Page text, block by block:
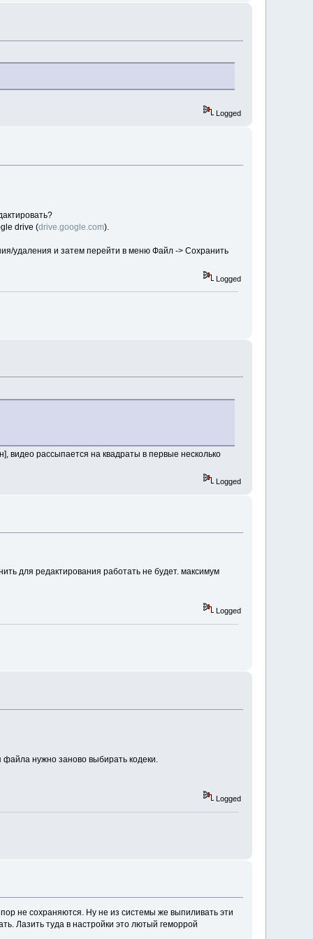
Logged
drive (drive.google.com).
удаления и затем перейти в меню Файл -> Сохранить
Logged
видео рассыпается на квадраты в первые несколько
Logged
для редактирования работать не будет. максимум
Logged
файла нужно заново выбирать кодеки.
Logged
не сохраняются. Ну не из системы же выпиливать эти
Лазить туда в настройки это лютый геморрой